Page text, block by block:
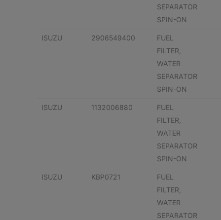
SEPARATOR
SPIN-ON
ISUZU 2906549400
FUEL
FILTER,
WATER
SEPARATOR
SPIN-ON
ISUZU 1132006880
FUEL
FILTER,
WATER
SEPARATOR
SPIN-ON
ISUZU KBP0721
FUEL
FILTER,
WATER
SEPARATOR